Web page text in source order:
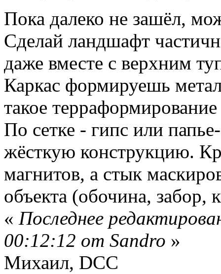
Пока далеко не зашёл,
Сделай ландшафт
даже вместе с верхним
Каркас формируешь
такое
По сетке - гипс или
жёсткую конструкцию.
магнитов, а стык
объекта (обочина, забор,
« Последнее
00:12:12 от Sandro »
Михаил, DCC